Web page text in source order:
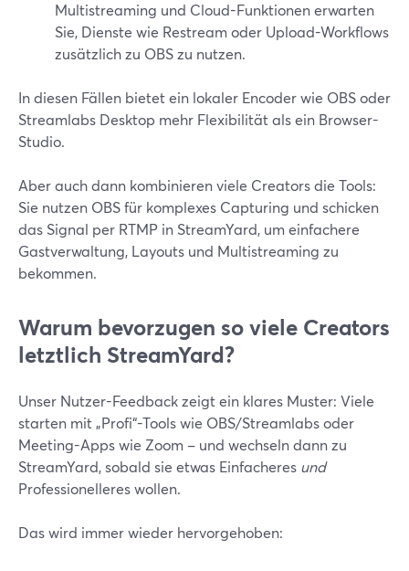
Multistreaming und Cloud-Funktionen erwarten
Sie, Dienste wie Restream oder Upload-Workflows
zusätzlich zu OBS zu nutzen.
In diesen Fällen bietet ein lokaler Encoder wie OBS oder
Streamlabs Desktop mehr Flexibilität als ein Browser-
Studio.
Aber auch dann kombinieren viele Creators die Tools:
Sie nutzen OBS für komplexes Capturing und schicken
das Signal per RTMP in StreamYard, um einfachere
Gastverwaltung, Layouts und Multistreaming zu
bekommen.
Warum bevorzugen so viele Creators
letztlich StreamYard?
Unser Nutzer-Feedback zeigt ein klares Muster: Viele
starten mit „Profi“-Tools wie OBS/Streamlabs oder
Meeting-Apps wie Zoom – und wechseln dann zu
StreamYard, sobald sie etwas Einfacheres und
Professionelleres wollen.
Das wird immer wieder hervorgehoben: